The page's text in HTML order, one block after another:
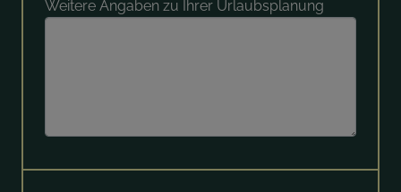
Weitere Angaben zu Ihrer Urlaubsplanung